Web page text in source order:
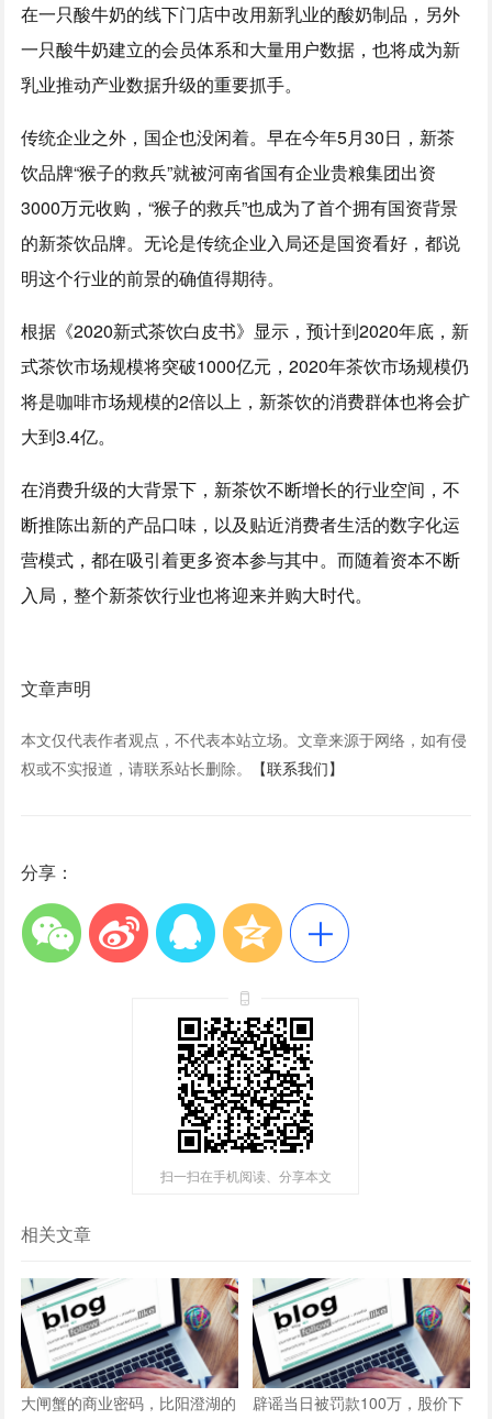
在一只酸牛奶的线下门店中改用新乳业的酸奶制品，另外
一只酸牛奶建立的会员体系和大量用户数据，也将成为新
乳业推动产业数据升级的重要抓手。
传统企业之外，国企也没闲着。早在今年5月30日，新茶
饮品牌“猴子的救兵”就被河南省国有企业贵粮集团出资
3000万元收购，“猴子的救兵”也成为了首个拥有国资背景
的新茶饮品牌。无论是传统企业入局还是国资看好，都说
明这个行业的前景的确值得期待。
根据《2020新式茶饮白皮书》显示，预计到2020年底，新
式茶饮市场规模将突破1000亿元，2020年茶饮市场规模仍
将是咖啡市场规模的2倍以上，新茶饮的消费群体也将会扩
大到3.4亿。
在消费升级的大背景下，新茶饮不断增长的行业空间，不
断推陈出新的产品口味，以及贴近消费者生活的数字化运
营模式，都在吸引着更多资本参与其中。而随着资本不断
入局，整个新茶饮行业也将迎来并购大时代。
文章声明
本文仅代表作者观点，不代表本站立场。文章来源于网络，如有侵
权或不实报道，请联系站长删除。
【联系我们】
分享：
扫一扫在手机阅读、分享本文
相关文章
大闸蟹的商业密码，比阳澄湖的
辟谣当日被罚款100万，股价下